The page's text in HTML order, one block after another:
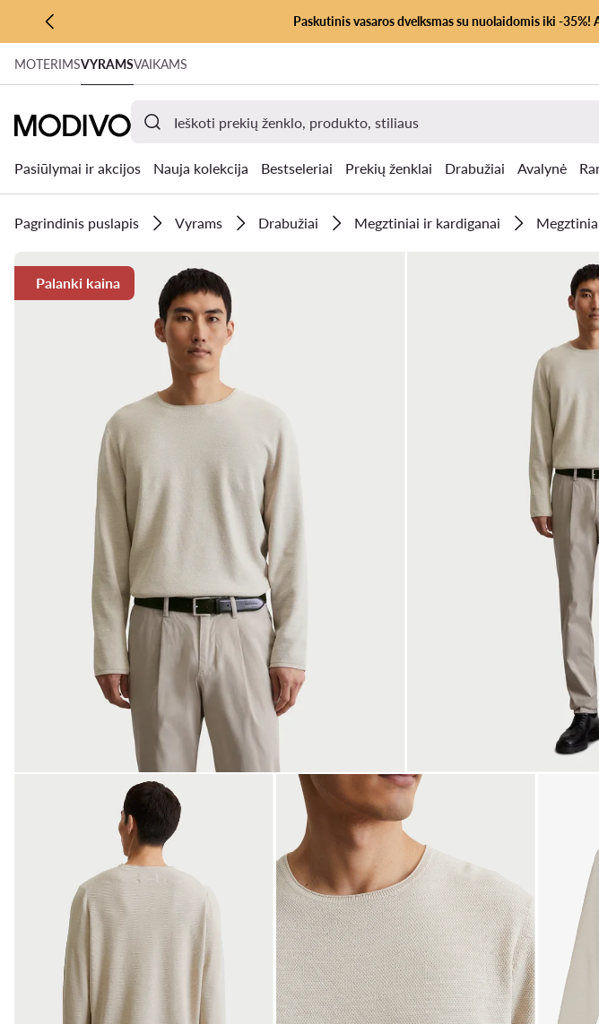
PEREITI PRIE PAGRINDINIO TURINIO
PEREITI Į PAIEŠKĄ
Paskutinis vasaros dvelksmas su nuolaidomis iki -35%!
MOTERIMSVYRAMSVAIKAMS
Pasiūlymai ir akcijos Nauja kolekcija Bestseleriai Prekių ženklai Drabužiai Avalynė
Pagrindinis puslapis Vyrams Drabužiai Megztiniai ir kardiganai
Palanki kaina